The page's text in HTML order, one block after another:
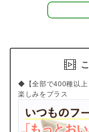
◆【全部で400種以上
楽しみをプラス